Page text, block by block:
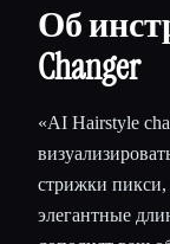
Об
Changer
«AI Hairstyle
стрижки
элегантные